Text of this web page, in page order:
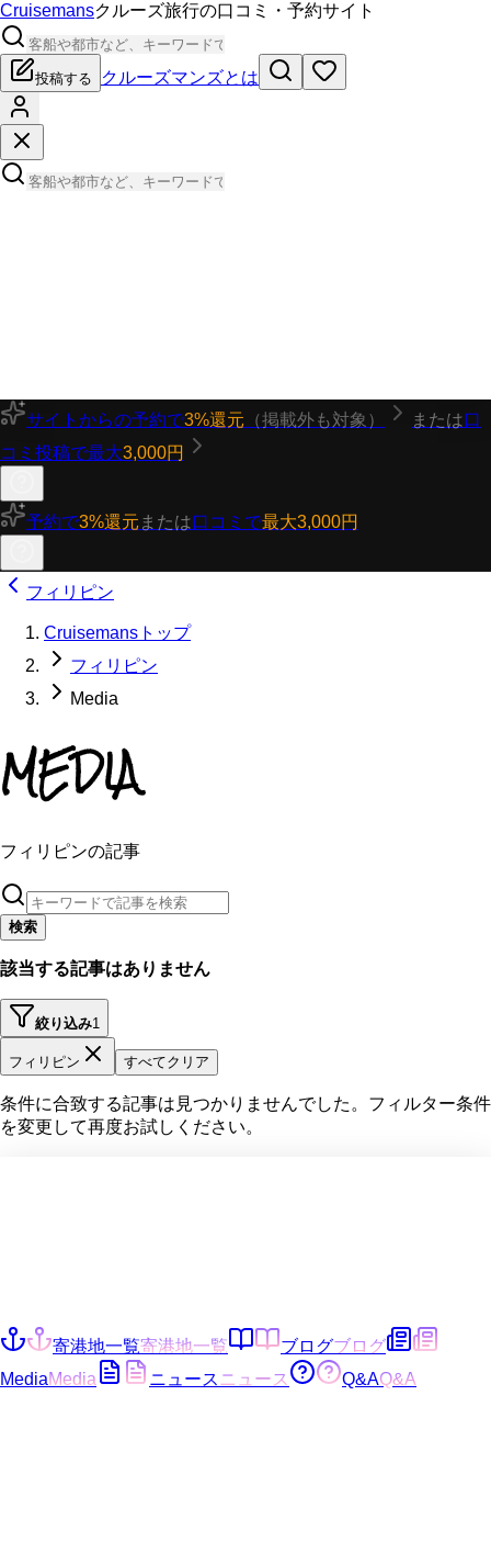
Cruisemansクルーズ旅行の口コミ・予約サイト
投稿する クルーズマンズとは
サイトからの予約で3%還元 （掲載外も対象） または口
コミ投稿で最大3,000円
予約で3%還元 または口コミで最大3,000円
フィリピン
Cruisemansトップ
フィリピン
Media
MEDIA
フィリピンの記事
検索
該当する記事はありません
絞り込み1
フィリピン すべてクリア
条件に合致する記事は見つかりませんでした。フィルター条件
を変更して再度お試しください。
寄港地一覧寄港地一覧 ブログブログ
MediaMedia ニュース ニュース Q&AQ&A